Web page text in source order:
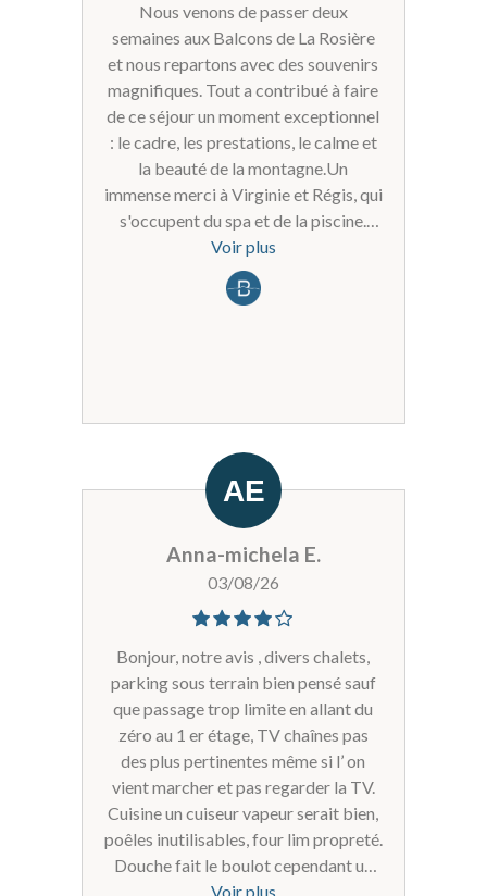
Nous venons de passer deux
semaines aux Balcons de La Rosière
et nous repartons avec des souvenirs
magnifiques. Tout a contribué à faire
de ce séjour un moment exceptionnel
: le cadre, les prestations, le calme et
la beauté de la montagne.Un
immense merci à Virginie et Régis, qui
s'occupent du spa et de la piscine.
Leur accueil, leur disponibilité, leur
gentillesse et leur sourire quotidien
ont largement participé à notre bien-
l'accueil, pour son incroyable
gentillesse. En quittant la résidence,
j'avais oublié mes lunettes sur le
comptoir. Sans même que je le
demande, la direction me les a
renvoyées à leurs frais. Ce geste de
confiance et de générosité est devenu
rare et mérite d'être souligné.Merci à
inoubliables. Nous avons passé un
séjour formidable et nous
reviendrons avec grand plaisir. À très
bientôt !
Voir plus
Anna-michela E.
03/08/26
Bonjour, notre avis , divers chalets,
parking sous terrain bien pensé sauf
que passage trop limite en allant du
zéro au 1 er étage, TV chaînes pas
des plus pertinentes même si l’ on
vient marcher et pas regarder la TV.
Cuisine un cuiseur vapeur serait bien,
poêles inutilisables, four lim propreté.
Douche fait le boulot cependant un
peu vieillotte pour un 4 étoiles.
Voir plus